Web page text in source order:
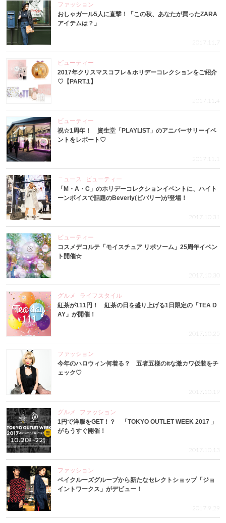
ファッション
おしゃガール5人に直撃！「この秋、あなたが買ったZARA
アイテムは？」
2017.11.7
ビューティー
2017年クリスマスコフレ＆ホリデーコレクションをご紹介
♡【PART.1】
2017.11.4
ビューティー
祝☆1周年！ 資生堂「PLAYLIST」のアニバーサリーイベ
ントをレポート♡
2017.11.1
ニュース
ビューティー
「M・A・C」のホリデーコレクションイベントに、ハイト
ーンボイスで話題のBeverly(ビバリー)が登場！
2017.10.31
ビューティー
コスメデコルテ「モイスチュア リポソーム」25周年イベン
ト開催☆
2017.10.30
グルメ
ライフスタイル
紅茶が111円！ 紅茶の日を盛り上げる1日限定の「TEA D
AY」が開催！
2017.10.25
ファッション
今年のハロウィン何着る？ 五者五様のitな激カワ仮装をチ
ェック♡
2017.10.19
グルメ
ファッション
1円で洋服をGET！？ 「TOKYO OUTLET WEEK 2017 」
がもうすぐ開催！
2017.10.13
ファッション
ベイクルーズグループから新たなセレクトショップ「ジョ
イントワークス」がデビュー！
2017.9.29